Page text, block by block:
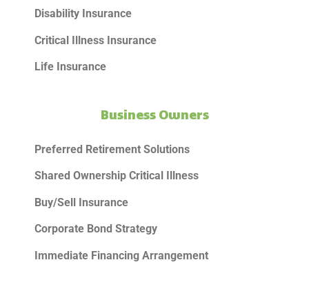
Disability Insurance
Critical Illness Insurance
Life Insurance
Business Owners
Preferred Retirement Solutions
Shared Ownership Critical Illness
Buy/Sell Insurance
Corporate Bond Strategy
Immediate Financing Arrangement